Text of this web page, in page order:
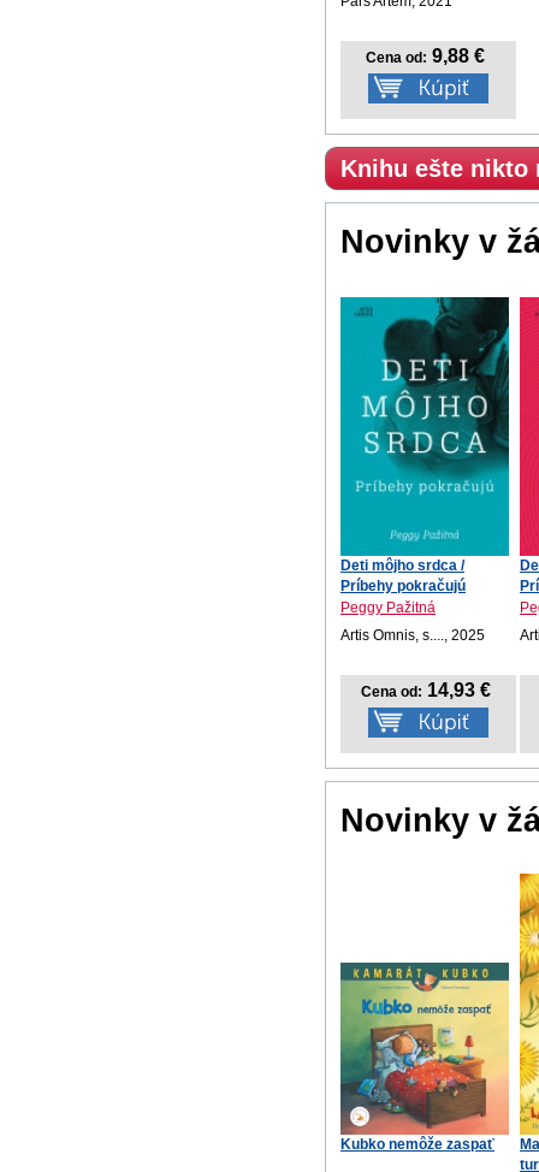
Cena od: 9,88 €
Knihu ešte nikto
Novinky v
Deti môjho srdca /
Príbehy pokračujú
Peggy Pažitná
Artis Omnis, s...., 2025
Cena od: 14,93 €
Novinky v
Kubko nemôže zaspať